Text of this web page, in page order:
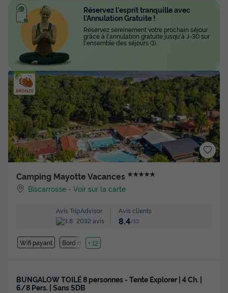
Camping Mayotte Vacances ★★★★★
Biscarrosse -Voir sur la carte
Avis TripAdvisor
2032 avis
Avis clients
8.4/10
Wifi payant Bord de mer
+ 12
BUNGALOW TOILÉ 8 personnes - Tente Explorer | 4 Ch. |
6/8 Pers. | Sans SDB
Réservez l'esprit tranquille avec
l'Annulation Gratuite !
Réservez sereinement votre prochain séjour
grâce à l'annulation gratuite jusqu'à J-30 sur
l'ensemble des séjours (1).